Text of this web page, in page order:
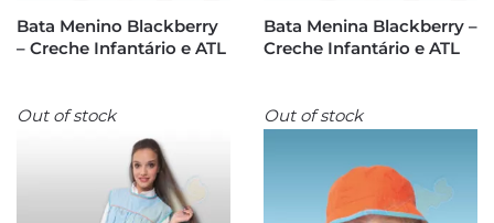
Bata Menino Blackberry
– Creche Infantário e ATL
Bata Menina Blackberry –
Creche Infantário e ATL
Out of stock Out of stock